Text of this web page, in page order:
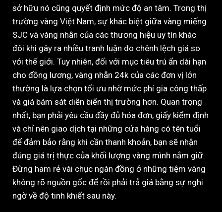
sở hữu nó cũng quyết định mức độ an tâm. Trong thị
trường vàng Việt Nam, sự khác biệt giữa vàng miếng
SJC và vàng nhẫn của các thương hiệu uy tín khác
đôi khi gây ra nhiều tranh luận do chênh lệch giá so
với thế giới. Tuy nhiên, đối với mục tiêu trú ẩn dài hạn
cho đồng lương, vàng nhẫn 24k của các đơn vị lớn
thường là lựa chọn tối ưu nhờ mức phí gia công thấp
và giá bám sát diễn biến thị trường hơn. Quan trọng
nhất, bạn phải yêu cầu đầy đủ hóa đơn, giấy kiểm định
và chỉ nên giao dịch tại những cửa hàng có tên tuổi
để đảm bảo rằng khi cần thanh khoản, bạn sẽ nhận
đúng giá trị thực của khối lượng vàng mình nắm giữ.
Đừng ham rẻ vài chục ngàn đồng ở những tiệm vàng
không rõ nguồn gốc để rồi phải trả giá bằng sự nghi
ngờ về độ tinh khiết sau này.